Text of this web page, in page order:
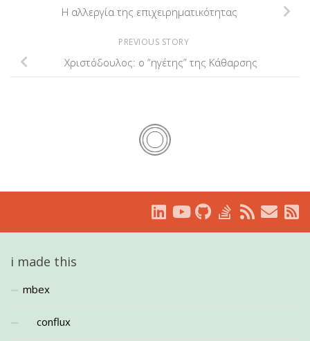
Η αλλεργία της επιχειρηματικότητας
PREVIOUS STORY
Χριστόδουλος: ο “ηγέτης” της Κάθαρσης
i made this
mbex
conflux